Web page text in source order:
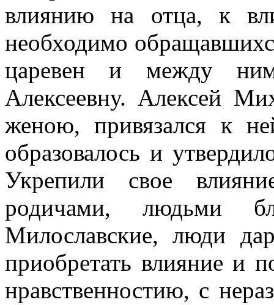
влиянию на отца, к
необходимо
царевен и между
Алексеевну. Алексей
женою, привязался к
образовалось и
Укрепили свое
родичами, людьми
Милославские, люди
приобретать влияние и
нравственностию, с